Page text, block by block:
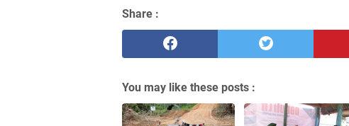
Share :
You may like these posts :